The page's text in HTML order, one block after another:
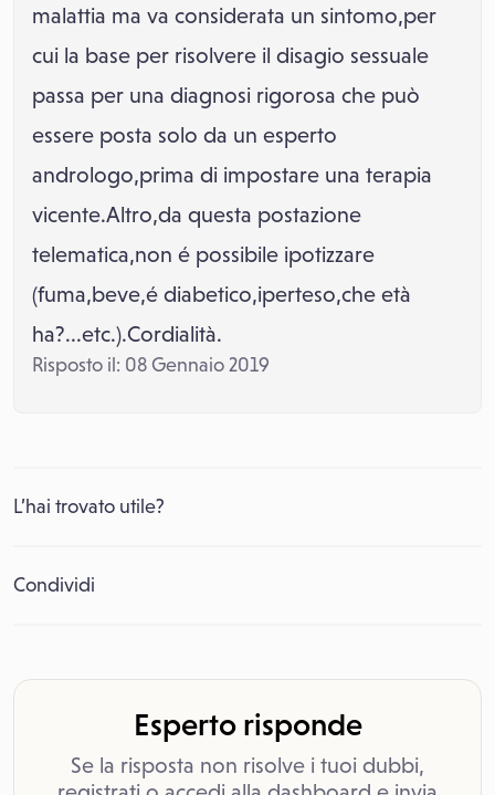
malattia ma va considerata un sintomo,per
cui la base per risolvere il disagio sessuale
passa per una diagnosi rigorosa che può
essere posta solo da un esperto
andrologo,prima di impostare una terapia
vicente.Altro,da questa postazione
telematica,non é possibile ipotizzare
(fuma,beve,é diabetico,iperteso,che età
ha?...etc.).Cordialità.
Risposto il: 08 Gennaio 2019
L’hai trovato utile?
Condividi
Esperto risponde
Se la risposta non risolve i tuoi dubbi,